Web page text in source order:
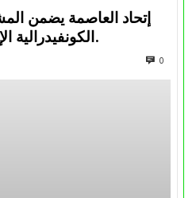
إتحاد العاصمة يضمن
الكونفيدرالية الإفريقية الموسم القادم.
0